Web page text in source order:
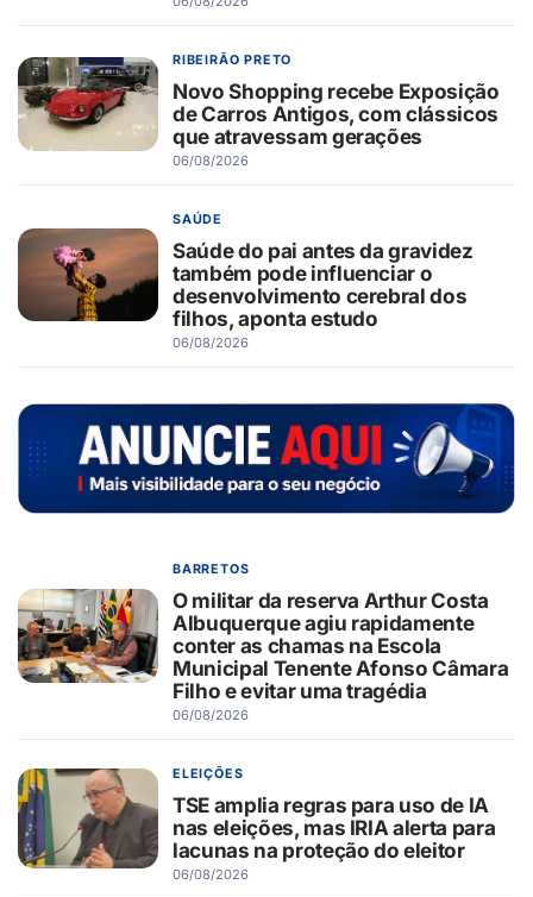
RIBEIRÃO PRETO
Novo Shopping recebe Exposição
de Carros Antigos, com clássicos
que atravessam gerações
06/08/2026
SAÚDE
Saúde do pai antes da gravidez
também pode influenciar o
desenvolvimento cerebral dos
filhos, aponta estudo
06/08/2026
BARRETOS
O militar da reserva Arthur Costa
Albuquerque agiu rapidamente
conter as chamas na Escola
Municipal Tenente Afonso Câmara
Filho e evitar uma tragédia
06/08/2026
ELEIÇÕES
TSE amplia regras para uso de IA
nas eleições, mas IRIA alerta para
lacunas na proteção do eleitor
06/08/2026